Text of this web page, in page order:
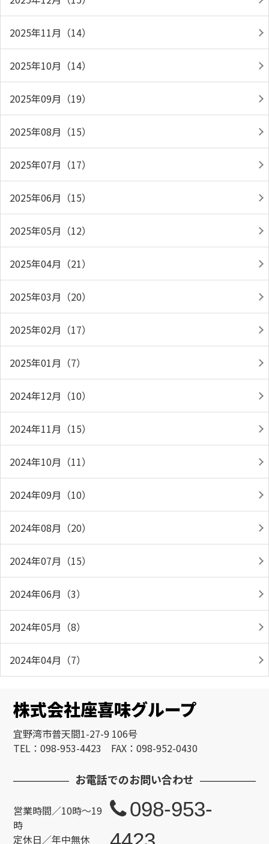
2025年11月（14）
2025年10月（14）
2025年09月（19）
2025年08月（15）
2025年07月（17）
2025年06月（15）
2025年05月（12）
2025年04月（21）
2025年03月（20）
2025年02月（17）
2025年01月（7）
2024年12月（10）
2024年11月（15）
2024年10月（11）
2024年09月（10）
2024年08月（20）
2024年07月（15）
2024年06月（3）
2024年05月（8）
2024年04月（7）
株式会社座喜味グループ
宜野湾市普天間1-27-9 106号
TEL：098-953-4423 FAX：098-952-0430
お電話でのお問い合わせ
営業時間／10時～19
時
定休日／年中無休
098-953-